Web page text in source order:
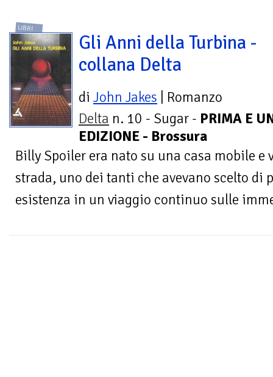
LIBRI
Gli Anni della Turbina -
collana Delta
di John Jakes | Romanzo
Delta n. 10 - Sugar - PRIMA E
EDIZIONE - Brossura
Billy Spoiler era nato su una casa mobile e
strada, uno dei tanti che avevano scelto di
esistenza in un viaggio continuo sulle